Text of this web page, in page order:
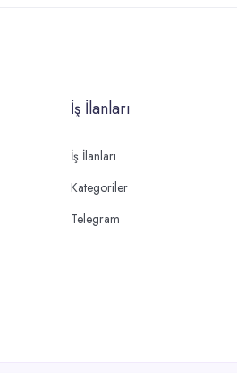
İş İlanları
İş İlanları
Kategoriler
Telegram